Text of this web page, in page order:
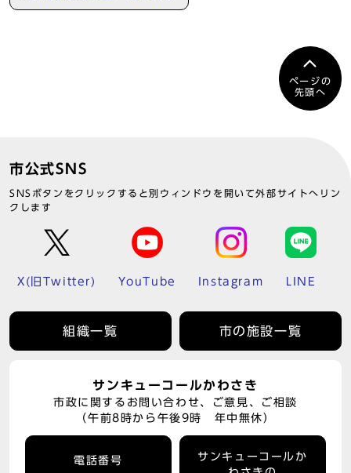
ページの
先頭へ
市公式SNS
SNSボタンをクリックすると別ウィンドウを開いて外部サイトへリン
クします
X(旧Twitter) YouTube Instagram LINE
組織一覧 市の施設一覧
サンキューコールかわさき
市政に関するお問い合わせ、ご意見、ご相談
（午前8時から午後9時 年中無休）
電話番号
サンキューコールか